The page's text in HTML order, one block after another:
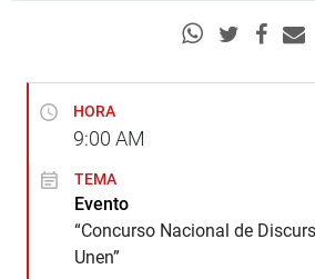
HORA
9:00 AM
TEMA
Evento
“Concurso Nacional de
Unen”